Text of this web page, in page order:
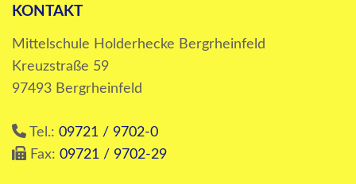
KONTAKT
Mittelschule Holderhecke Bergrheinfeld
Kreuzstraße 59
97493 Bergrheinfeld
Tel.: 09721 / 9702-0
Fax: 09721 / 9702-29